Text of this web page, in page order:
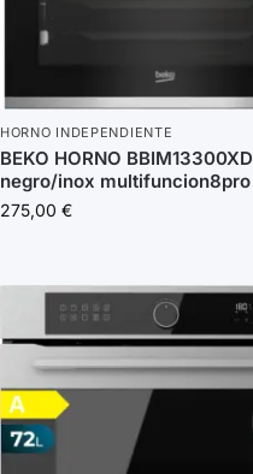
HORNO INDEPENDIENTE
BEKO HORNO BBIM13300XD
negro/inox multifuncion8pro
275,00€